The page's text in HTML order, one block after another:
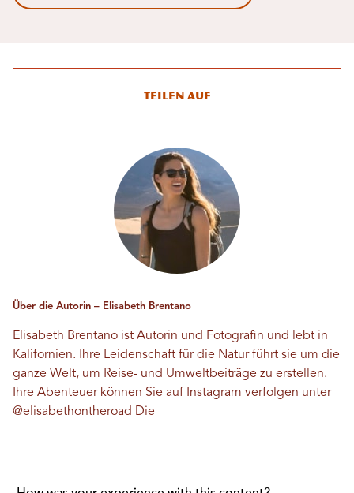
Teilen auf
Über die Autorin – Elisabeth Brentano
Elisabeth Brentano ist Autorin und Fotografin und lebt in
Kalifornien. Ihre Leidenschaft für die Natur führt sie um die
ganze Welt, um Reise- und Umweltbeiträge zu erstellen.
Ihre Abenteuer können Sie auf Instagram verfolgen unter
@elisabethontheroad Die